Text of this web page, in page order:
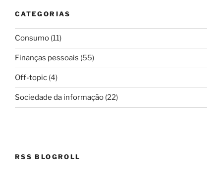
CATEGORIAS
Consumo (11)
Finanças pessoais (55)
Off-topic (4)
Sociedade da informação (22)
RSS BLOGROLL